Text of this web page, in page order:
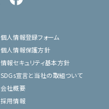
個人情報登録フォーム
個人情報保護方針
情報セキュリティ基本方針
SDGs宣言と当社の取組ついて
会社概要
採用情報